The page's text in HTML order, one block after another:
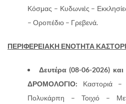
Κόσμας – Κυδωνιές –
– Οροπέδιο – Γρεβενά.
ΠΕΡΙΦΕΡΕΙΑΚΗ ΕΝΟΤΗΤΑ
Δευτέρα (08-06-2026)
ΔΡΟΜΟΛΟΓΙΟ: Καστοριά
Πολυκάρπη – Τοιχιό –